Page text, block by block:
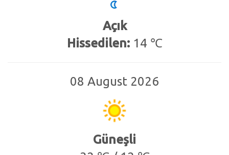
Açık
Hissedilen:14 ℃
08 August 2026
Güneşli